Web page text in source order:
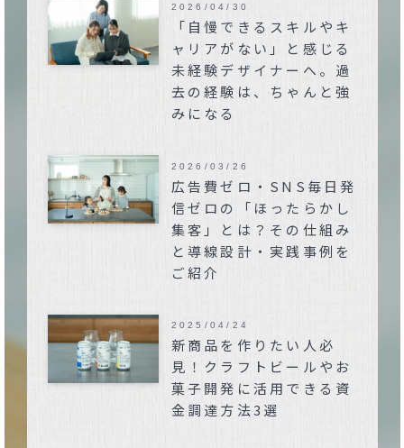
「自慢できるスキルやキ
ャリアがない」と感じる
未経験デザイナーへ。過
去の経験は、ちゃんと強
みになる
2026/04/30
広告費ゼロ・SNS毎日発
信ゼロの「ほったらかし
集客」とは？その仕組み
と導線設計・実践事例を
ご紹介
2026/03/26
新商品を作りたい人必
見！クラフトビールやお
菓子開発に活用できる資
金調達方法3選
2025/04/24